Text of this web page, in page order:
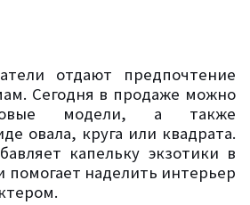
отдают предпочтение
Сегодня в продаже можно
модели, а также
овала, круга или квадрата.
капельку экзотики в
помогает наделить интерьер